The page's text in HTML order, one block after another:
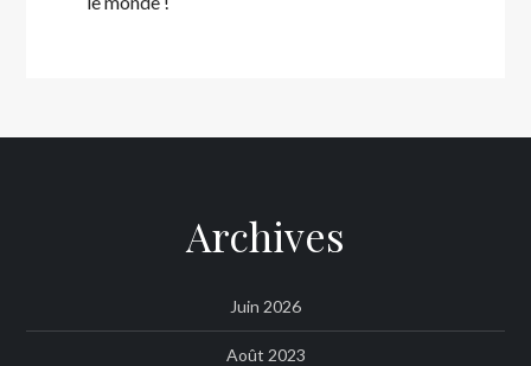
Archives
Juin 2026
Août 2023